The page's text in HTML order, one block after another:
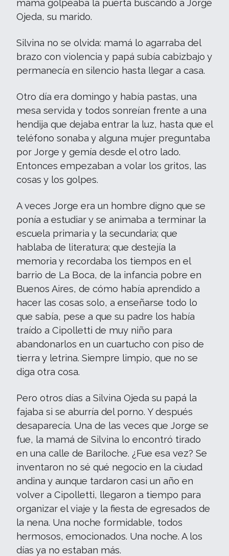
mamá golpeaba la puerta buscando a Jorge
Ojeda, su marido.
Silvina no se olvida: mamá lo agarraba del
brazo con violencia y papá subía cabizbajo y
permanecía en silencio hasta llegar a casa.
Otro día era domingo y había pastas, una
mesa servida y todos sonreían frente a una
hendija que dejaba entrar la luz, hasta que el
teléfono sonaba y alguna mujer preguntaba
por Jorge y gemía desde el otro lado.
Entonces empezaban a volar los gritos, las
cosas y los golpes.
A veces Jorge era un hombre digno que se
ponía a estudiar y se animaba a terminar la
escuela primaria y la secundaria; que
hablaba de literatura; que destejía la
memoria y recordaba los tiempos en el
barrio de La Boca, de la infancia pobre en
Buenos Aires, de cómo había aprendido a
hacer las cosas solo, a enseñarse todo lo
que sabía, pese a que su padre los había
traído a Cipolletti de muy niño para
abandonarlos en un cuartucho con piso de
tierra y letrina. Siempre limpio, que no se
diga otra cosa.
Pero otros días a Silvina Ojeda su papá la
fajaba si se aburría del porno. Y después
desaparecía. Una de las veces que Jorge se
fue, la mamá de Silvina lo encontró tirado
en una calle de Bariloche. ¿Fue esa vez? Se
inventaron no sé qué negocio en la ciudad
andina y aunque tardaron casi un año en
volver a Cipolletti, llegaron a tiempo para
organizar el viaje y la fiesta de egresados de
la nena. Una noche formidable, todos
hermosos, emocionados. Una noche. A los
días ya no estaban más.